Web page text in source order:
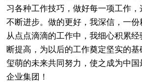
习各种工作技巧，做好每一项工作
不断进步。做的更好，我深信，一份
从点点滴滴的工作中，我细心积累
断提高，为以后的工作奠定坚实的
玺萌的未来共同努力，使之成为中
企业集团！